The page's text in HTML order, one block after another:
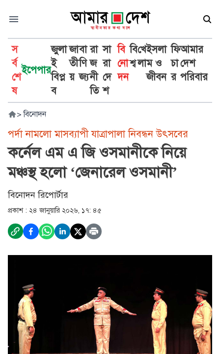
স
র্ব
শে
ষ
ইপেপার
জুলা
ই
বিপ্ল
ব
জা
তী
য়
বা
ণি
জ্য
রা
জ
নী
তি
সা
রা
দে
শ
বি
নো
দন
বি
শ্ব
খে
লা
ইসলা
ম ও
জীবন
ফি
চা
র
আমার
দেশ
পরিবার
> বিনোদন
পর্দা নামলো মাসব্যাপী যাত্রাপালা নিবন্ধন উৎসবের
কর্নেল এম এ জি ওসমানীকে নিয়ে
মঞ্চস্থ হলো ‘জেনারেল ওসমানী’
বিনোদন রিপোর্টার
প্রকাশ : ২৪ জানুয়ারি ২০২৬, ১৭: ৪৫